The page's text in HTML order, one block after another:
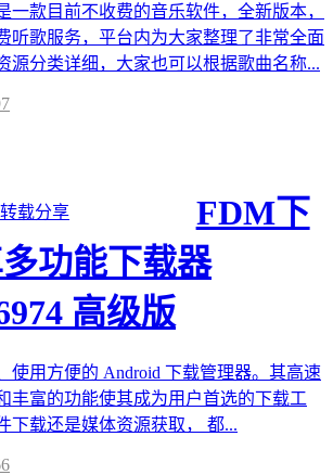
一款目前不收费的音乐软件，全新版本，
听歌服务，平台内为大家整理了非常全面
源分类详细，大家也可以根据歌曲名称...
转载分享
FDM下
功能下载器
高级版
使用方便的 Android 下载管理器。其高速
丰富的功能使其成为用户首选的下载工
下载还是媒体资源获取， 都...